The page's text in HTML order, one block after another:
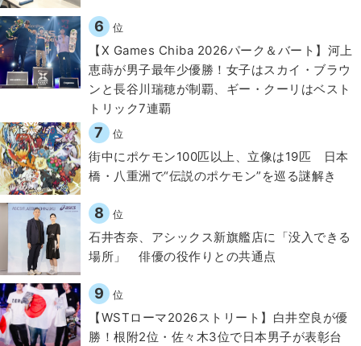
6 位
【X Games Chiba 2026パーク＆バート】河上
恵蒔が男子最年少優勝！女子はスカイ・ブラウ
ンと長谷川瑞穂が制覇、ギー・クーリはベスト
トリック7連覇
7 位
街中にポケモン100匹以上、立像は19匹 日本
橋・八重洲で“伝説のポケモン”を巡る謎解き
8 位
石井杏奈、アシックス新旗艦店に「没入できる
場所」 俳優の役作りとの共通点
9 位
【WSTローマ2026ストリート】白井空良が優
勝！根附2位・佐々木3位で日本男子が表彰台